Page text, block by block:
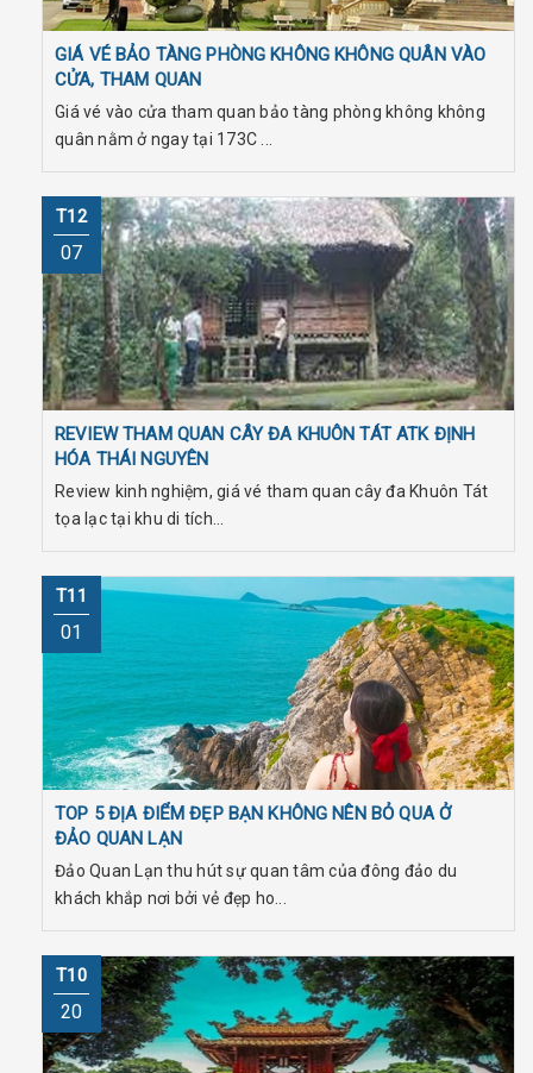
GIÁ VÉ BẢO TÀNG PHÒNG KHÔNG KHÔNG QUÂN VÀO
CỬA, THAM QUAN
Giá vé vào cửa tham quan bảo tàng phòng không không
quân nằm ở ngay tại 173C ...
T12
07
REVIEW THAM QUAN CÂY ĐA KHUÔN TÁT ATK ĐỊNH
HÓA THÁI NGUYÊN
Review kinh nghiệm, giá vé tham quan cây đa Khuôn Tát
tọa lạc tại khu di tích...
T11
01
TOP 5 ĐỊA ĐIỂM ĐẸP BẠN KHÔNG NÊN BỎ QUA Ở
ĐẢO QUAN LẠN
Đảo Quan Lạn thu hút sự quan tâm của đông đảo du
khách khắp nơi bởi vẻ đẹp ho...
T10
20